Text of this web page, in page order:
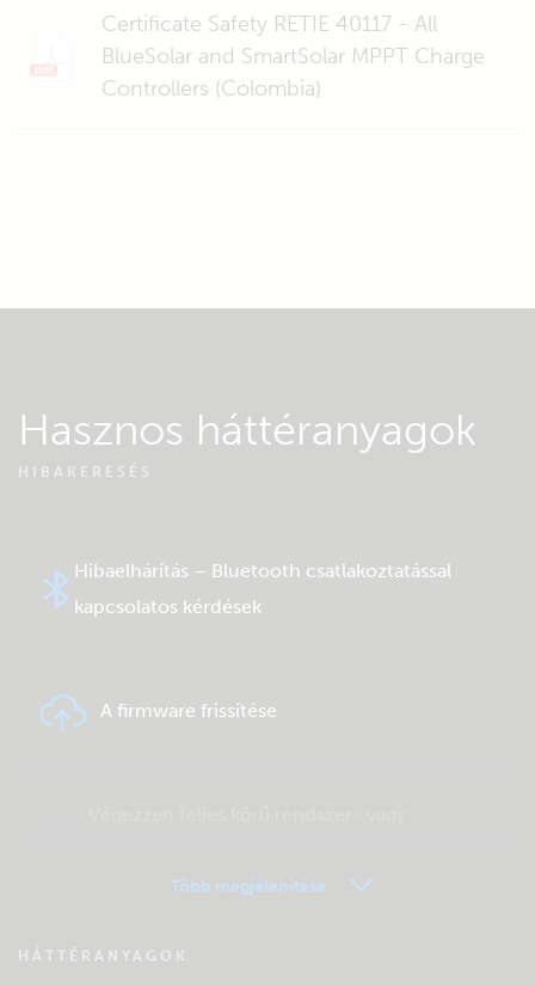
Certificate Safety RETIE 40117 - All
BlueSolar and SmartSolar MPPT Charge
Controllers (Colombia)
Hasznos háttéranyagok
HIBAKERESÉS
Hibaelhárítás – Bluetooth csatlakoztatással
kapcsolatos kérdések
A firmware frissítése
VRM távfelügyelet – Kérdések és válaszok
Több megjelenítése
HÁTTÉRANYAGOK